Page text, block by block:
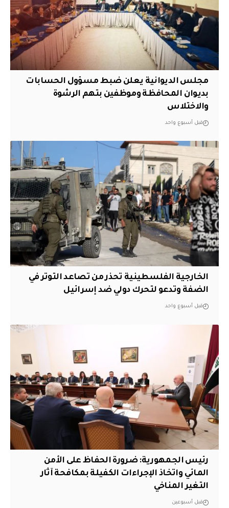
مجلس الديوانية يعلن ضبط مسؤول الحسابات
بديوان المحافظة وموظفين بتهم الرشوة
والاختلاس
قبل أسبوع واحد
الخارجية الفلسطينية تحذر من تصاعد التوتر في
الضفة وتدعو لتحرك دولي ضد إسرائيل
قبل أسبوع واحد
رئيس الجمهورية: ضرورة الحفاظ على الأمن
المائي واتخاذ الإجراءات الكفيلة بمكافحة آثار
التغير المناخي
قبل أسبوعين